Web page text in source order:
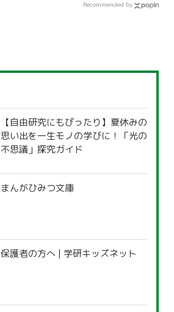
Recommended by
【自由研究にもぴったり】夏休みの
思い出を一生モノの学びに！「光の
不思議」探究ガイド
まんがひみつ文庫
保護者の方へ | 学研キッズネット